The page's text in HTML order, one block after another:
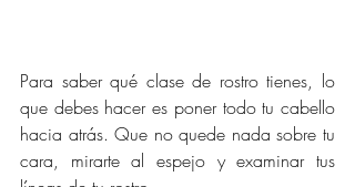
Para saber qué clase de rostro tienes, lo
que debes hacer es poner todo tu cabello
hacia atrás. Que no quede nada sobre tu
cara, mirarte al espejo y examinar tus